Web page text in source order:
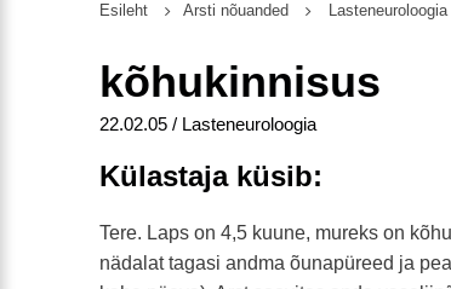
Esileht Arsti nõuanded Lasteneuroloogia
kõhukinnisus
22.02.05 / Lasteneuroloogia
Külastaja küsib:
Tere. Laps on 4,5 kuune, mureks on
nädalat tagasi andma õunapüreed ja